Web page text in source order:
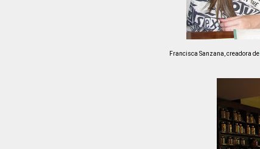
Francisca Sanzana, creadora de